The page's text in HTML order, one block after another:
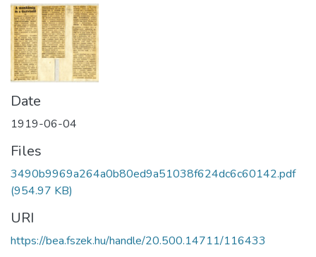
About us
Date
1919-06-04
Files
3490b9969a264a0b80ed9a51038f624dc6c60142.pdf
(954.97 KB)
URI
https://bea.fszek.hu/handle/20.500.14711/116433